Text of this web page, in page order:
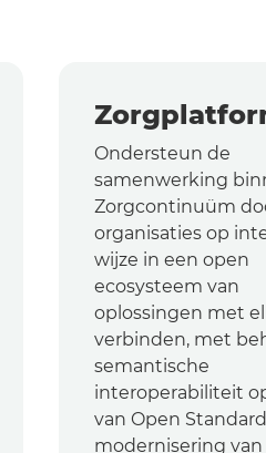
Ondersteun de
samenwerking
Zorgcontinuüm
organisaties op
wijze in een open
ecosysteem van
oplossingen met
verbinden, met
semantische
interoperabiliteit
van Open
modernisering van